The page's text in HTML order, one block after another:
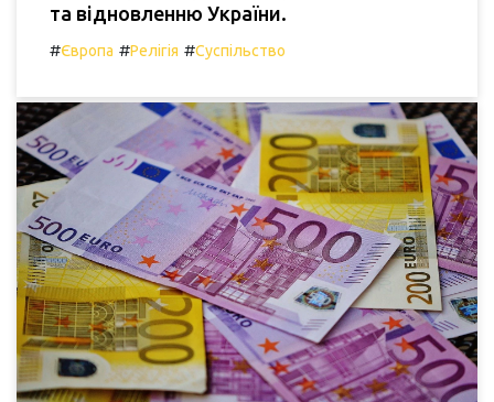
та відновленню України.
#Європа #Релігія #Суспільство